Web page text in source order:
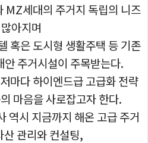
MZ세대의 주거지 독립의 니즈
아지며
혹은 도시형 생활주택 등 기존
안 주거시설이 주목받는다.
마다 하이엔드급 고급화 전략
마음을 사로잡고자 한다.
역시 지금까지 해온 고급 주거
산 관리와 컨설팅,